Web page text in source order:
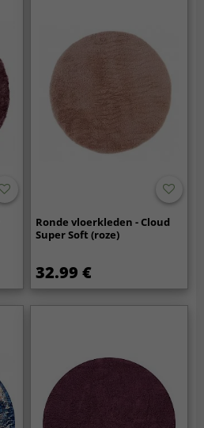
Ronde vloerkleden - Cloud
Super Soft (roze)
32.99 €